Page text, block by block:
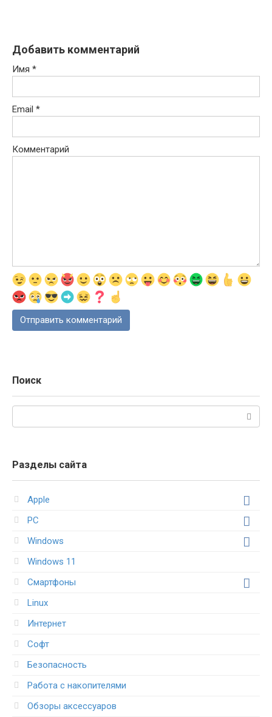
Добавить комментарий
Имя *
Email *
Комментарий
Поиск
Разделы сайта
Apple
PC
Windows
Windows 11
Смартфоны
Linux
Интернет
Софт
Безопасность
Работа с накопителями
Обзоры аксессуаров